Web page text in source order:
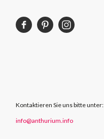
Kontaktieren Sie uns bitte unter:
info@anthurium.info